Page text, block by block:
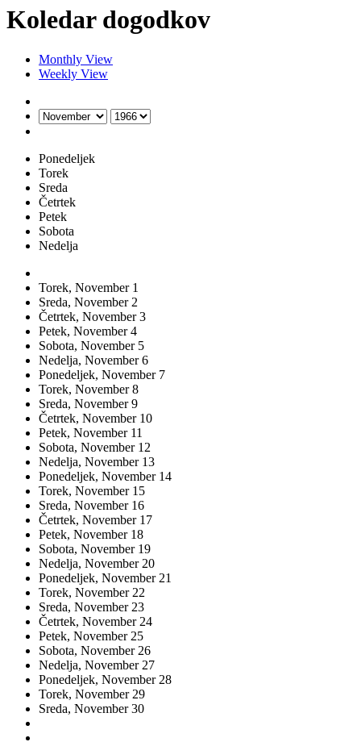
Koledar dogodkov
Monthly View
Weekly View
Ponedeljek
Torek
Sreda
Četrtek
Petek
Sobota
Nedelja
Torek, November1
Sreda, November2
Četrtek, November3
Petek, November4
Sobota, November5
Nedelja, November6
Ponedeljek, November7
Torek, November8
Sreda, November9
Četrtek, November10
Petek, November11
Sobota, November12
Nedelja, November13
Ponedeljek, November14
Torek, November15
Sreda, November16
Četrtek, November17
Petek, November18
Sobota, November19
Nedelja, November20
Ponedeljek, November21
Torek, November22
Sreda, November23
Četrtek, November24
Petek, November25
Sobota, November26
Nedelja, November27
Ponedeljek, November28
Torek, November29
Sreda, November30